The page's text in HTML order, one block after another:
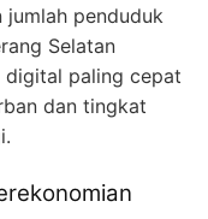
jumlah penduduk
Selatan
digital paling cepat
dan tingkat